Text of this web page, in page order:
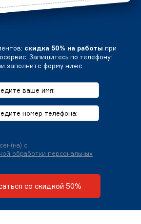
скидка 50% на работы при
Запишитесь по телефону:
заполните форму ниже
с
обработки персональных
со скидкой 50%